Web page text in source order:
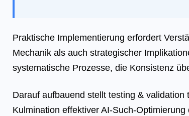
Praktische Implementierung erfordert
Mechanik als auch strategischer
systematische Prozesse, die Konsistenz
Darauf aufbauend stellt testing & validation
Kulmination effektiver AI-Such-Optimierung